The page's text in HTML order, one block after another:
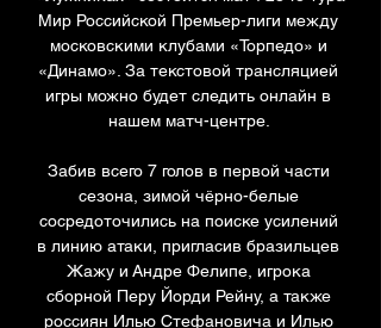
Мир Российской Премьер-лиги между
московскими клубами «Торпедо» и
«Динамо». За текстовой трансляцией
игры можно будет следить онлайн в
нашем матч-центре.
Забив всего 7 голов в первой части
сезона, зимой чёрно-белые
сосредоточились на поиске усилений
в линию атаки, пригласив бразильцев
Жажу и Андре Фелипе, игрока
сборной Перу Йорди Рейну, а также
россиян Илью Стефановича и Илью